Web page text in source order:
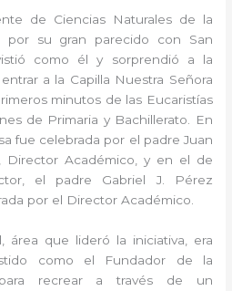
de Ciencias Naturales de la
por su gran parecido con San
como él y sorprendió a la
a la Capilla Nuestra Señora
minutos de las Eucaristías
de Primaria y Bachillerato. En
fue celebrada por el padre Juan
Director Académico, y en el de
el padre Gabriel J. Pérez
por el Director Académico.
área que lideró la iniciativa, era
como el Fundador de la
recrear a través de un